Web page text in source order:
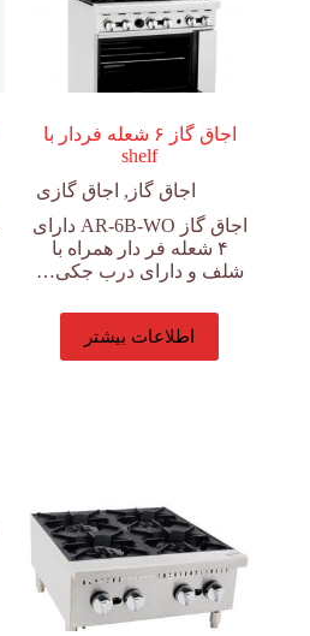
اجاق گاز ۶ شعله فردار با
shelf
اجاق گاز , اجاق گازی
اجاق گاز AR-6B-WO دارای
۴ شعله فر دار همراه با
شلف و دارای درب جکی…
اطلاعات بیشتر